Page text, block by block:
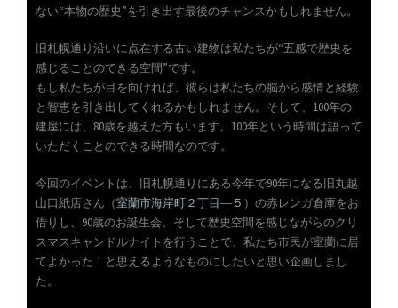
ない“本物の歴史”を引き出す最後のチャンスかもしれません。
旧札幌通り沿いに点在する古い建物は私たちが“五感で歴史を
感じることのできる空間”です。
もし私たちが目を向ければ、彼らは私たちの脳から感情と経験
と智恵を引き出してくれるかもしれません。そして、100年の
建屋には、80歳を越えた方もいます。100年という時間は語って
いただくことのできる時間なのです。
今回のイベントは、旧札幌通りにある今年で90年になる旧丸越
山口紙店さん（室蘭市海岸町２丁目―５ ）の赤レンガ倉庫をお
借りし、90歳のお誕生会、そして歴史空間を感じながらのクリ
スマスキャンドルナイトを行うことで、私たち市民が室蘭に居
てよかった！と思えるようなものにしたいと思い企画しまし
た。